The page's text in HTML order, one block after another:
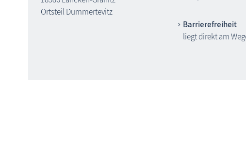
Ortsteil Dummertevitz
Barrierefreiheit
liegt direkt am